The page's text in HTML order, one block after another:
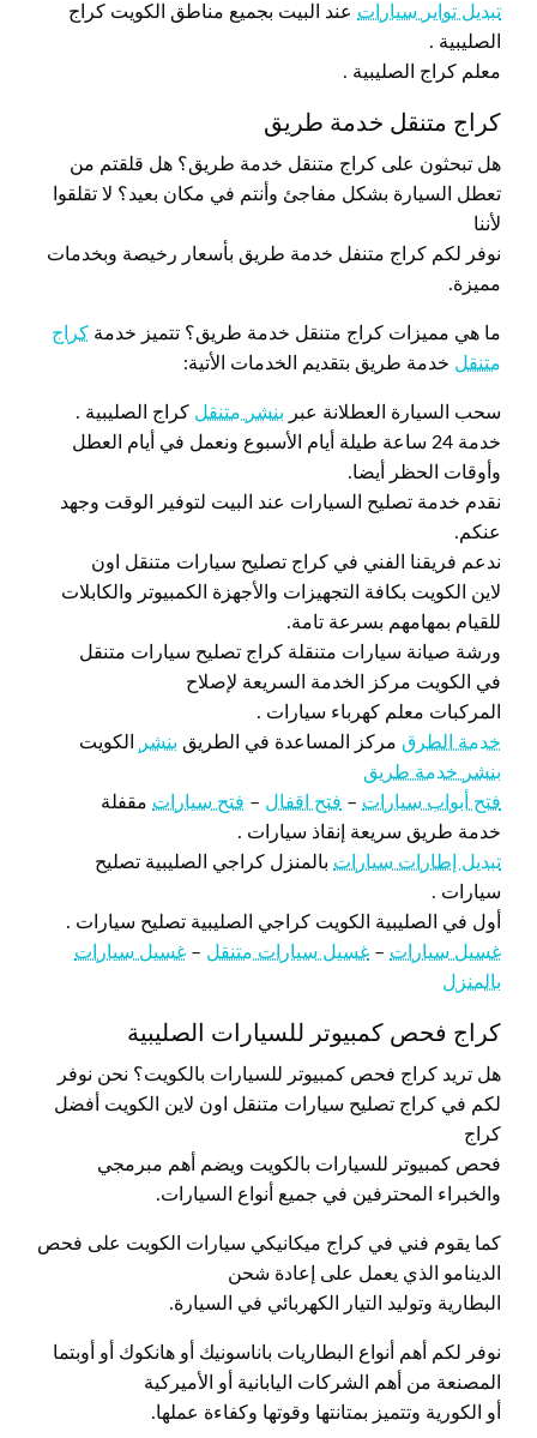
تبديل تواير سيارات عند البيت بجميع مناطق الكويت كراج
الصليبية .
معلم كراج الصليبية .
كراج متنقل خدمة طريق
هل تبحثون على كراج متنقل خدمة طريق؟ هل قلقتم من
تعطل السيارة بشكل مفاجئ وأنتم في مكان بعيد؟ لا تقلقوا
لأننا
نوفر لكم كراج متنفل خدمة طريق بأسعار رخيصة وبخدمات
مميزة.
ما هي مميزات كراج متنقل خدمة طريق؟ تتميز خدمة كراج
متنقل خدمة طريق بتقديم الخدمات الأتية:
سحب السيارة العطلانة عبر بنشر متنقل كراج الصليبية .
خدمة 24 ساعة طيلة أيام الأسبوع ونعمل في أيام العطل
وأوقات الحظر أيضا.
نقدم خدمة تصليح السيارات عند البيت لتوفير الوقت وجهد
عنكم.
ندعم فريقنا الفني في كراج تصليح سيارات متنقل اون
لاين الكويت بكافة التجهيزات والأجهزة الكمبيوتر والكابلات
للقيام بمهامهم بسرعة تامة.
ورشة صيانة سيارات متنقلة كراج تصليح سيارات متنقل
في الكويت مركز الخدمة السريعة لإصلاح
المركبات معلم كهرباء سيارات .
خدمة الطرق مركز المساعدة في الطريق بنشر
الكويت
بنشر خدمة طريق
فتح أبواب سيارات – فتح اقفال – فتح سيارات مقفلة
خدمة طريق سريعة إنقاذ سيارات .
تبديل إطارات سيارات بالمنزل كراجي الصليبية تصليح
سيارات .
أول في الصليبية الكويت كراجي الصليبية تصليح سيارات .
غسيل سيارات – غسيل سيارات متنقل – غسيل سيارات
بالمنزل
كراج فحص كمبيوتر للسيارات الصليبية
هل تريد كراج فحص كمبيوتر للسيارات بالكويت؟ نحن نوفر
لكم في كراج تصليح سيارات متنقل اون لاين الكويت أفضل
كراج
فحص كمبيوتر للسيارات بالكويت ويضم أهم مبرمجي
والخبراء المحترفين في جميع أنواع السيارات.
كما يقوم فني في كراج ميكانيكي سيارات الكويت على فحص
الدينامو الذي يعمل على إعادة شحن
البطارية وتوليد التيار الكهربائي في السيارة.
نوفر لكم أهم أنواع البطاريات باناسونيك أو هانكوك أو أوبتما
المصنعة من أهم الشركات اليابانية أو الأميركية
أو الكورية وتتميز بمتانتها وقوتها وكفاءة عملها.